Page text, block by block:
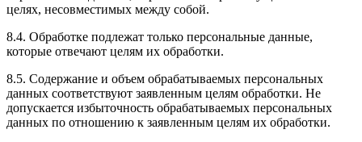
целях, несовместимых между собой.
8.4. Обработке подлежат только персональные данные,
которые отвечают целям их обработки.
8.5. Содержание и объем обрабатываемых персональных
данных соответствуют заявленным целям обработки. Не
допускается избыточность обрабатываемых персональных
данных по отношению к заявленным целям их обработки.